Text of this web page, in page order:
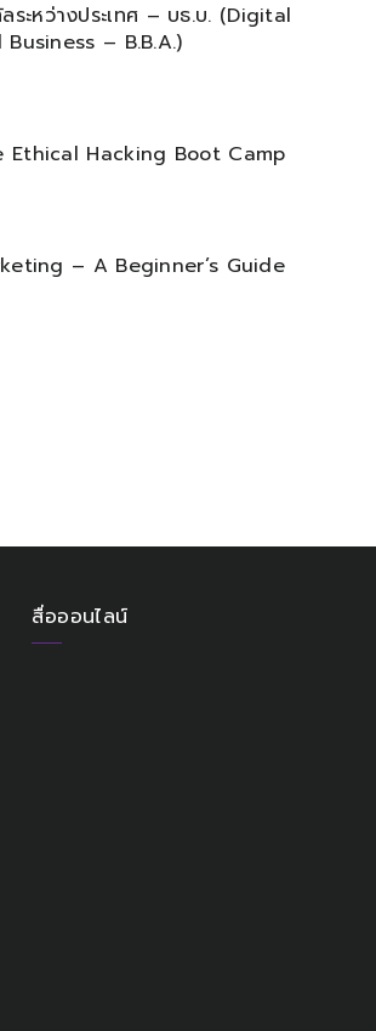
ระหว่างประเทศ – บธ.บ. (Digital
– B.B.A.)
Ethical Hacking Boot Camp
– A Beginner’s Guide
สื่อออนไลน์